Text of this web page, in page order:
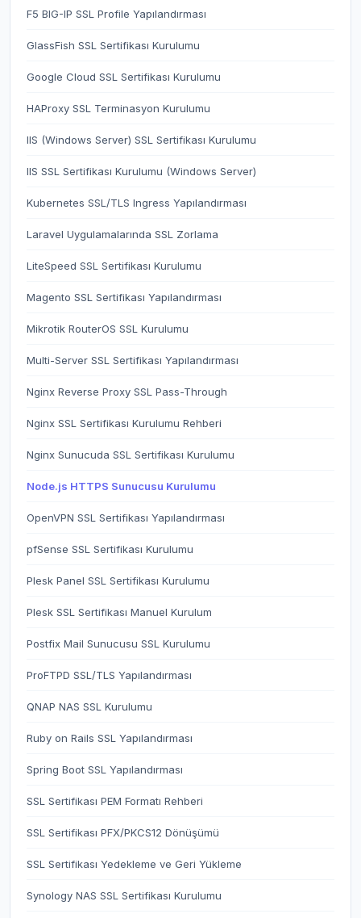
F5 BIG-IP SSL Profile Yapılandırması
GlassFish SSL Sertifikası Kurulumu
Google Cloud SSL Sertifikası Kurulumu
HAProxy SSL Terminasyon Kurulumu
IIS (Windows Server) SSL Sertifikası Kurulumu
IIS SSL Sertifikası Kurulumu (Windows Server)
Kubernetes SSL/TLS Ingress Yapılandırması
Laravel Uygulamalarında SSL Zorlama
LiteSpeed SSL Sertifikası Kurulumu
Magento SSL Sertifikası Yapılandırması
Mikrotik RouterOS SSL Kurulumu
Multi-Server SSL Sertifikası Yapılandırması
Nginx Reverse Proxy SSL Pass-Through
Nginx SSL Sertifikası Kurulumu Rehberi
Nginx Sunucuda SSL Sertifikası Kurulumu
Node.js HTTPS Sunucusu Kurulumu
OpenVPN SSL Sertifikası Yapılandırması
pfSense SSL Sertifikası Kurulumu
Plesk Panel SSL Sertifikası Kurulumu
Plesk SSL Sertifikası Manuel Kurulum
Postfix Mail Sunucusu SSL Kurulumu
ProFTPD SSL/TLS Yapılandırması
QNAP NAS SSL Kurulumu
Ruby on Rails SSL Yapılandırması
Spring Boot SSL Yapılandırması
SSL Sertifikası PEM Formatı Rehberi
SSL Sertifikası PFX/PKCS12 Dönüşümü
SSL Sertifikası Yedekleme ve Geri Yükleme
Synology NAS SSL Sertifikası Kurulumu